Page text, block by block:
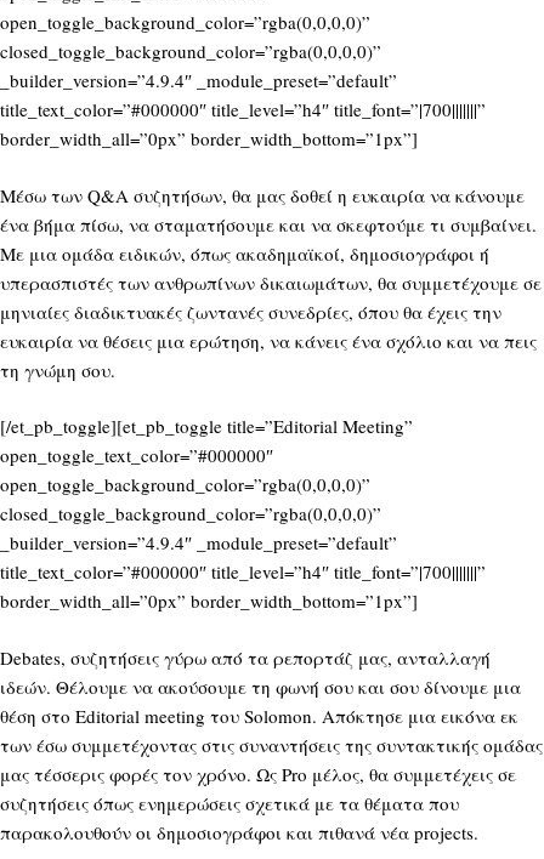
open_toggle_background_color=”rgba(0,0,0,0)”
closed_toggle_background_color=”rgba(0,0,0,0)”
_builder_version=”4.9.4″ _module_preset=”default”
title_text_color=”#000000″ title_level=”h4″ title_font=”|700|||||||”
border_width_all=”0px” border_width_bottom=”1px”]
Μέσω των Q&A συζητήσων, θα μας δοθεί η ευκαιρία να κάνουμε
ένα βήμα πίσω, να σταματήσουμε και να σκεφτούμε τι συμβαίνει.
Με μια ομάδα ειδικών, όπως ακαδημαϊκοί, δημοσιογράφοι ή
υπερασπιστές των ανθρωπίνων δικαιωμάτων, θα συμμετέχουμε σε
μηνιαίες διαδικτυακές ζωντανές συνεδρίες, όπου θα έχεις την
ευκαιρία να θέσεις μια ερώτηση, να κάνεις ένα σχόλιο και να πεις
τη γνώμη σου.
[/et_pb_toggle][et_pb_toggle title=”Editorial Meeting”
open_toggle_text_color=”#000000″
open_toggle_background_color=”rgba(0,0,0,0)”
closed_toggle_background_color=”rgba(0,0,0,0)”
_builder_version=”4.9.4″ _module_preset=”default”
title_text_color=”#000000″ title_level=”h4″ title_font=”|700|||||||”
border_width_all=”0px” border_width_bottom=”1px”]
Debates, συζητήσεις γύρω από τα ρεπορτάζ μας, ανταλλαγή
ιδεών. Θέλουμε να ακούσουμε τη φωνή σου και σου δίνουμε μια
θέση στο Editorial meeting του Solomon. Απόκτησε μια εικόνα εκ
των έσω συμμετέχοντας στις συναντήσεις της συντακτικής ομάδας
μας τέσσερις φορές τον χρόνο. Ως Pro μέλος, θα συμμετέχεις σε
συζητήσεις όπως ενημερώσεις σχετικά με τα θέματα που
παρακολουθούν οι δημοσιογράφοι και πιθανά νέα projects.